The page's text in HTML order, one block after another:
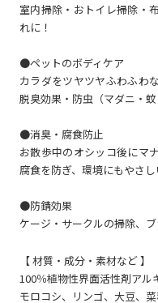
室内掃除・おトイレ掃除・
れに！
●ペットのボディケア
カラダをツヤツヤふわふわ
脱臭効果・防虫（マダニ・
●消臭・腐食防止
お散歩中のオシッコ後にマ
腐食を防ぎ、環境にもやさし
●防錆効果
ケージ・サークルの掃除、
【 材質・成分・素材など 】
100％植物性界面活性剤ア
モロコシ、リンゴ、大豆、菜